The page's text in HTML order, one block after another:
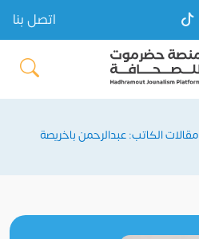
اتصل بنا
مقالات الكاتب: عبدالرحمن باخريصة